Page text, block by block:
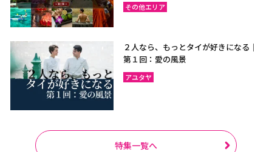
その他エリア
２人なら、もっとタイが好きになる｜
第１回：愛の風景
アユタヤ
特集一覧へ